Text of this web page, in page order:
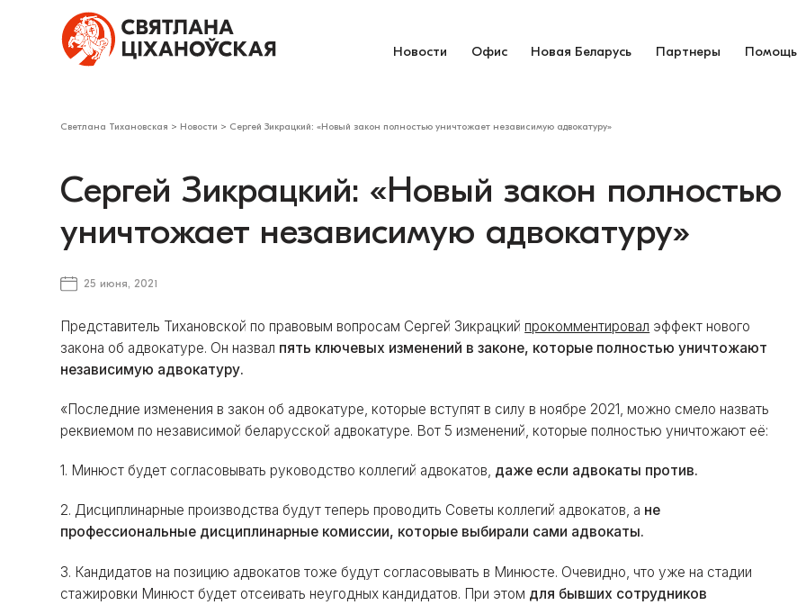
Новости Офис Новая Беларусь Партнеры Помощь
Светлана Тихановская > Новости > Сергей Зикрацкий: «Новый закон полностью уничтожает независимую адвокатуру»
Сергей Зикрацкий: «Новый закон полностью
уничтожает независимую адвокатуру»
25 июня, 2021
Представитель Тихановской по правовым вопросам Сергей Зикрацкийпрокомментировал эффект нового
закона об адвокатуре. Он назвал пять ключевых изменений в законе, которые полностью уничтожают
независимую адвокатуру.
«Последние изменения в закон об адвокатуре, которые вступят в силу в ноябре 2021, можно смело назвать
реквиемом по независимой беларусской адвокатуре. Вот 5 изменений, которые полностью уничтожают её:
1. Минюст будет согласовывать руководство коллегий адвокатов, даже если адвокаты против.
2. Дисциплинарные производства будут теперь проводить Советы коллегий адвокатов, а не
профессиональные дисциплинарные комиссии, которые выбирали сами адвокаты.
3. Кандидатов на позицию адвокатов тоже будут согласовывать в Минюсте. Очевидно, что уже на стадии
стажировки Минюст будет отсеивать неугодных кандидатов. При этом для бывших сотрудников